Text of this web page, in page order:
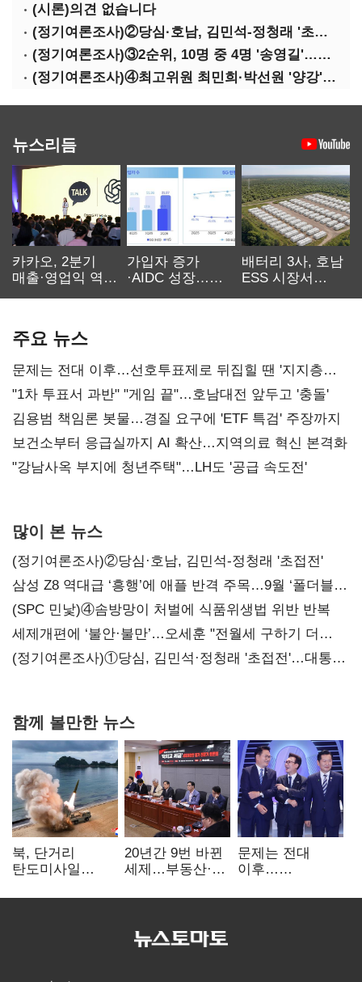
(시론)의견 없습니다
(정기여론조사)②당심·호남, 김민석-정청래 '초접전'
(정기여론조사)③2순위, 10명 중 4명 '송영길'…정청래 '한 자릿수'
(정기여론조사)④최고위원 최민희·박선원 '양강'…서미화·이성윤·임미애 뒤이어
뉴스리듬
카카오, 2분기
매출·영업익 역대
가입자 증가
·AIDC 성장…
배터리 3사, 호남
ESS 시장서
주요 뉴스
문제는 전대 이후…선호투표제로 뒤집힐 땐 '지지층
불복'
"1차 투표서 과반" "게임 끝"…호남대전 앞두고 '충돌'
김용범 책임론 봇물…경질 요구에 'ETF 특검' 주장까지
보건소부터 응급실까지 AI 확산…지역의료 혁신 본격화
"강남사옥 부지에 청년주택"…LH도 '공급 속도전'
많이 본 뉴스
(정기여론조사)②당심·호남, 김민석-정청래 '초접전'
삼성 Z8 역대급 ‘흥행’에 애플 반격 주목…9월 ‘폴더블
대전’
(SPC 민낯)④솜방망이 처벌에 식품위생법 위반 반복
세제개편에 ‘불안·불만’…오세훈 "전월세 구하기 더
힘들어질 것"
(정기여론조사)①당심, 김민석·정청래 '초접전'…대통령
함께 볼만한 뉴스
북, 단거리
탄도미사일
"즉각 중단 촉구"
20년간 9번 바뀐
세제…부동산·
건드렸다
문제는 전대
이후…
뒤집힐 땐